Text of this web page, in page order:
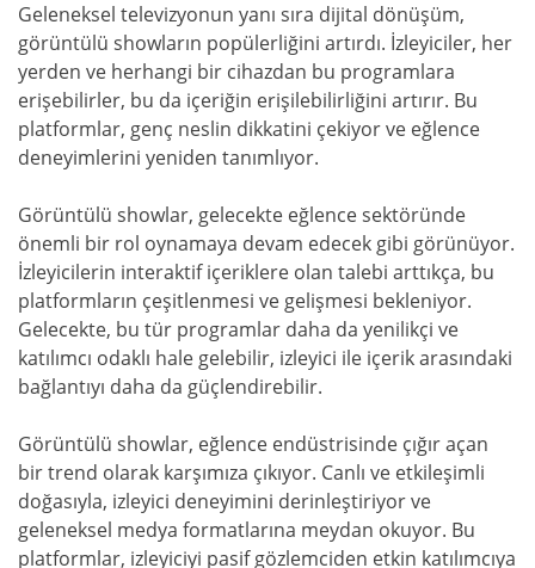
Geleneksel televizyonun yanı sıra dijital dönüşüm,
görüntülü showların popülerliğini artırdı. İzleyiciler, her
yerden ve herhangi bir cihazdan bu programlara
erişebilirler, bu da içeriğin erişilebilirliğini artırır. Bu
platformlar, genç neslin dikkatini çekiyor ve eğlence
deneyimlerini yeniden tanımlıyor.
Görüntülü showlar, gelecekte eğlence sektöründe
önemli bir rol oynamaya devam edecek gibi görünüyor.
İzleyicilerin interaktif içeriklere olan talebi arttıkça, bu
platformların çeşitlenmesi ve gelişmesi bekleniyor.
Gelecekte, bu tür programlar daha da yenilikçi ve
katılımcı odaklı hale gelebilir, izleyici ile içerik arasındaki
bağlantıyı daha da güçlendirebilir.
Görüntülü showlar, eğlence endüstrisinde çığır açan
bir trend olarak karşımıza çıkıyor. Canlı ve etkileşimli
doğasıyla, izleyici deneyimini derinleştiriyor ve
geleneksel medya formatlarına meydan okuyor. Bu
platformlar, izleyiciyi pasif gözlemciden etkin katılımcıya